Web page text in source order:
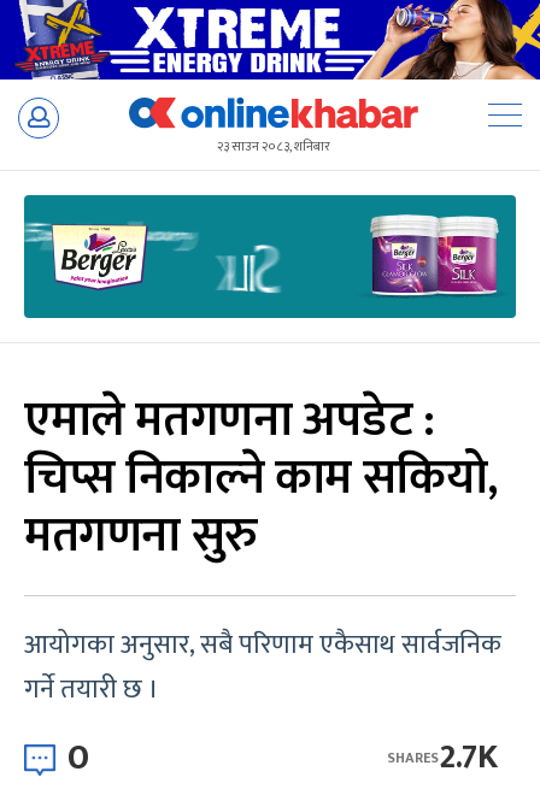
Skip
२३ साउन २०८३, शनिबार
एमाले मतगणना अपडेट :
चिप्स निकाल्ने काम सकियो,
मतगणना सुरु
आयोगका अनुसार, सबै परिणाम एकैसाथ सार्वजनिक
गर्ने तयारी छ ।
0 2.7K
SHARES